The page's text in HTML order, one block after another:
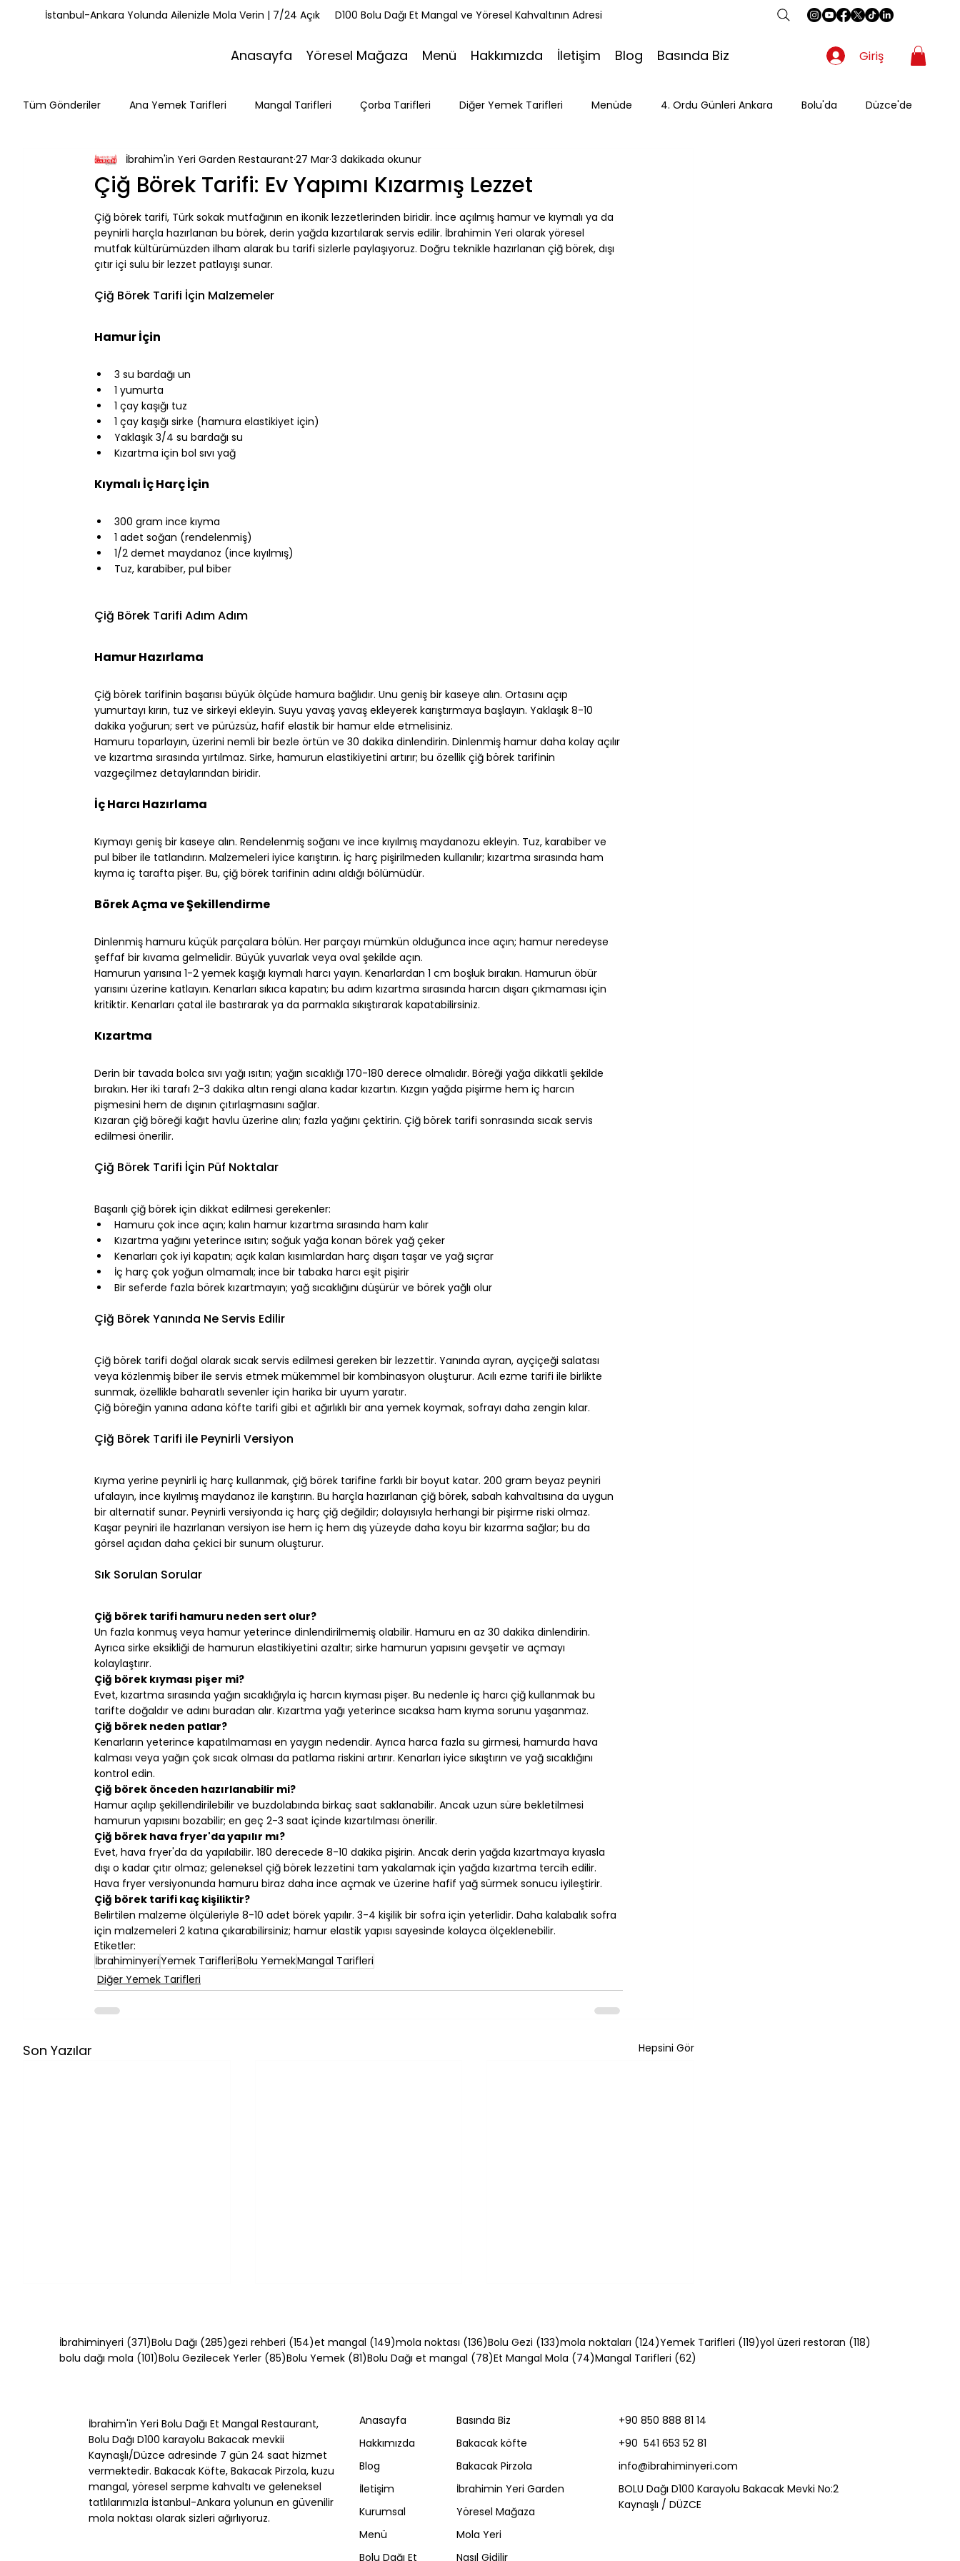
İstanbul-Ankara Yolunda Ailenizle Mola Verin | 7/24 Açık D100 Bolu Dağı Et Mangal ve Yöresel Kahvaltının Adresi
Anasayfa Yöresel Mağaza Menü Hakkımızda İletişim Blog Basında Biz Giriş
Tüm Gönderiler Ana Yemek Tarifleri Mangal Tarifleri Çorba Tarifleri Diğer Yemek Tarifleri Menüde 4. Ordu Günleri Ankara Bolu'da Düzce'de
Misafirlerimiz Kahvaltı Tarifleri Yemek Tarifleri Tatlı Tarifleri
Mola Noktaları Bolu Mutfağı Doğa & Yürüyüş Bakacak Mevkii
Çiğ Börek Tarifi: Ev Yapımı Kızarmış Lezzet
İbrahim'in Yeri Garden Restaurant 27 Mar3 dakikada okunur
Çiğ börek tarifi, Türk sokak mutfağının en ikonik lezzetlerinden biridir. İnce açılmış hamur ve kıymalı ya da
peynirli harçla hazırlanan bu börek, derin yağda kızartılarak servis edilir. İbrahimin Yeri olarak yöresel
mutfak kültürümüzden ilham alarak bu tarifi sizlerle paylaşıyoruz. Doğru teknikle hazırlanan çiğ börek, dışı
çıtır içi sulu bir lezzet patlayışı sunar.
Çiğ Börek Tarifi İçin Malzemeler
Hamur İçin
3 su bardağı un
1 yumurta
1 çay kaşığı tuz
1 çay kaşığı sirke (hamura elastikiyet için)
Yaklaşık 3/4 su bardağı su
Kızartma için bol sıvı yağ
Kıymalı İç Harç İçin
300 gram ince kıyma
1 adet soğan (rendelenmiş)
1/2 demet maydanoz (ince kıyılmış)
Tuz, karabiber, pul biber
Çiğ Börek Tarifi Adım Adım
Hamur Hazırlama
Çiğ börek tarifinin başarısı büyük ölçüde hamura bağlıdır. Unu geniş bir kaseye alın. Ortasını açıp
yumurtayı kırın, tuz ve sirkeyi ekleyin. Suyu yavaş yavaş ekleyerek karıştırmaya başlayın. Yaklaşık 8-10
dakika yoğurun; sert ve pürüzsüz, hafif elastik bir hamur elde etmelisiniz.
Hamuru toparlayın, üzerini nemli bir bezle örtün ve 30 dakika dinlendirin. Dinlenmiş hamur daha kolay açılır
ve kızartma sırasında yırtılmaz. Sirke, hamurun elastikiyetini artırır; bu özellik çiğ börek tarifinin
vazgeçilmez detaylarından biridir.
İç Harcı Hazırlama
Kıymayı geniş bir kaseye alın. Rendelenmiş soğanı ve ince kıyılmış maydanozu ekleyin. Tuz, karabiber ve
pul biber ile tatlandırın. Malzemeleri iyice karıştırın. İç harç pişirilmeden kullanılır; kızartma sırasında ham
kıyma iç tarafta pişer. Bu, çiğ börek tarifinin adını aldığı bölümüdür.
Börek Açma ve Şekillendirme
Dinlenmiş hamuru küçük parçalara bölün. Her parçayı mümkün olduğunca ince açın; hamur neredeyse
şeffaf bir kıvama gelmelidir. Büyük yuvarlak veya oval şekilde açın.
Hamurun yarısına 1-2 yemek kaşığı kıymalı harcı yayın. Kenarlardan 1 cm boşluk bırakın. Hamurun öbür
yarısını üzerine katlayın. Kenarları sıkıca kapatın; bu adım kızartma sırasında harcın dışarı çıkmaması için
kritiktir. Kenarları çatal ile bastırarak ya da parmakla sıkıştırarak kapatabilirsiniz.
Kızartma
Derin bir tavada bolca sıvı yağı ısıtın; yağın sıcaklığı 170-180 derece olmalıdır. Böreği yağa dikkatli şekilde
bırakın. Her iki tarafı 2-3 dakika altın rengi alana kadar kızartın. Kızgın yağda pişirme hem iç harcın
pişmesini hem de dışının çıtırlaşmasını sağlar.
Kızaran çiğ böreği kağıt havlu üzerine alın; fazla yağını çektirin. Çiğ börek tarifi sonrasında sıcak servis
edilmesi önerilir.
Çiğ Börek Tarifi İçin Püf Noktalar
Başarılı çiğ börek için dikkat edilmesi gerekenler:
Hamuru çok ince açın; kalın hamur kızartma sırasında ham kalır
Kızartma yağını yeterince ısıtın; soğuk yağa konan börek yağ çeker
Kenarları çok iyi kapatın; açık kalan kısımlardan harç dışarı taşar ve yağ sıçrar
İç harç çok yoğun olmamalı; ince bir tabaka harcı eşit pişirir
Bir seferde fazla börek kızartmayın; yağ sıcaklığını düşürür ve börek yağlı olur
Çiğ Börek Yanında Ne Servis Edilir
Çiğ börek tarifi doğal olarak sıcak servis edilmesi gereken bir lezzettir. Yanında ayran, ayçiçeği salatası
veya közlenmiş biber ile servis etmek mükemmel bir kombinasyon oluşturur. Acılı ezme tarifi ile birlikte
sunmak, özellikle baharatlı sevenler için harika bir uyum yaratır.
Çiğ böreğin yanına adana köfte tarifi gibi et ağırlıklı bir ana yemek koymak, sofrayı daha zengin kılar.
Çiğ Börek Tarifi ile Peynirli Versiyon
Kıyma yerine peynirli iç harç kullanmak, çiğ börek tarifine farklı bir boyut katar. 200 gram beyaz peyniri
ufalayın, ince kıyılmış maydanoz ile karıştırın. Bu harçla hazırlanan çiğ börek, sabah kahvaltısına da uygun
bir alternatif sunar. Peynirli versiyonda iç harç çiğ değildir; dolayısıyla herhangi bir pişirme riski olmaz.
Kaşar peyniri ile hazırlanan versiyon ise hem iç hem dış yüzeyde daha koyu bir kızarma sağlar; bu da
görsel açıdan daha çekici bir sunum oluşturur.
Sık Sorulan Sorular
Çiğ börek tarifi hamuru neden sert olur?
Un fazla konmuş veya hamur yeterince dinlendirilmemiş olabilir. Hamuru en az 30 dakika dinlendirin.
Ayrıca sirke eksikliği de hamurun elastikiyetini azaltır; sirke hamurun yapısını gevşetir ve açmayı
kolaylaştırır.
Çiğ börek kıyması pişer mi?
Evet, kızartma sırasında yağın sıcaklığıyla iç harcın kıyması pişer. Bu nedenle iç harcı çiğ kullanmak bu
tarifte doğaldır ve adını buradan alır. Kızartma yağı yeterince sıcaksa ham kıyma sorunu yaşanmaz.
Çiğ börek neden patlar?
Kenarların yeterince kapatılmaması en yaygın nedendir. Ayrıca harca fazla su girmesi, hamurda hava
kalması veya yağın çok sıcak olması da patlama riskini artırır. Kenarları iyice sıkıştırın ve yağ sıcaklığını
kontrol edin.
Çiğ börek önceden hazırlanabilir mi?
Hamur açılıp şekillendirilebilir ve buzdolabında birkaç saat saklanabilir. Ancak uzun süre bekletilmesi
hamurun yapısını bozabilir; en geç 2-3 saat içinde kızartılması önerilir.
Çiğ börek hava fryer'da yapılır mı?
Evet, hava fryer'da da yapılabilir. 180 derecede 8-10 dakika pişirin. Ancak derin yağda kızartmaya kıyasla
dışı o kadar çıtır olmaz; geleneksel çiğ börek lezzetini tam yakalamak için yağda kızartma tercih edilir.
Hava fryer versiyonunda hamuru biraz daha ince açmak ve üzerine hafif yağ sürmek sonucu iyileştirir.
Çiğ börek tarifi kaç kişiliktir?
Belirtilen malzeme ölçüleriyle 8-10 adet börek yapılır. 3-4 kişilik bir sofra için yeterlidir. Daha kalabalık sofra
için malzemeleri 2 katına çıkarabilirsiniz; hamur elastik yapısı sayesinde kolayca ölçeklenebilir.
Etiketler:
İbrahiminyeriYemek TarifleriBolu YemekMangal Tarifleri
Diğer Yemek Tarifleri
Son Yazılar Hepsini Gör
Simit Tarifi: Evde Çıtır Simit
Nasıl Yapılır?
Kol Böreği Tarifi: Evde Kol
Böreği Nasıl Yapılır?
Peynirli Börek Tarifi:
Kahvaltılık Çıtır Lezzet
İbrahiminyeri (371)371 yazı
Bolu Dağı (285)285 yazı
gezi rehberi (154)154 yazı
et mangal (149)149 yazı
mola noktası (136)136 yazı
Bolu Gezi (133)133 yazı
mola noktaları (124)124 yazı
Yemek Tarifleri (119)119 yazı
yol üzeri restoran (118)
bolu dağı mola (101)101 yazı
Bolu Gezilecek Yerler (85)85 yazı
Bolu Yemek (81)81 yazı
Bolu Dağı et mangal (78)78 yazı
Et Mangal Mola (74)74 yazı
Mangal Tarifleri (62)
İbrahim'in Yeri Bolu Dağı Et Mangal Restaurant,
Bolu Dağı D100 karayolu Bakacak mevkii
Kaynaşlı/Düzce adresinde 7 gün 24 saat hizmet
vermektedir. Bakacak Köfte, Bakacak Pirzola, kuzu
mangal, yöresel serpme kahvaltı ve geleneksel
tatlılarımızla İstanbul-Ankara yolunun en güvenilir
mola noktası olarak sizleri ağırlıyoruz.
Anasayfa
Hakkımızda
Blog
İletişim
Kurumsal
Menü
Bolu Dağı Et
Basında Biz
Bakacak köfte
Bakacak Pirzola
İbrahimin Yeri Garden
Yöresel Mağaza
Mola Yeri
Nasıl Gidilir
+90 850 888 81 14
+90 541 653 52 81
info@ibrahiminyeri.com
BOLU Dağı D100 Karayolu Bakacak Mevki No:2
Kaynaşlı / DÜZCE